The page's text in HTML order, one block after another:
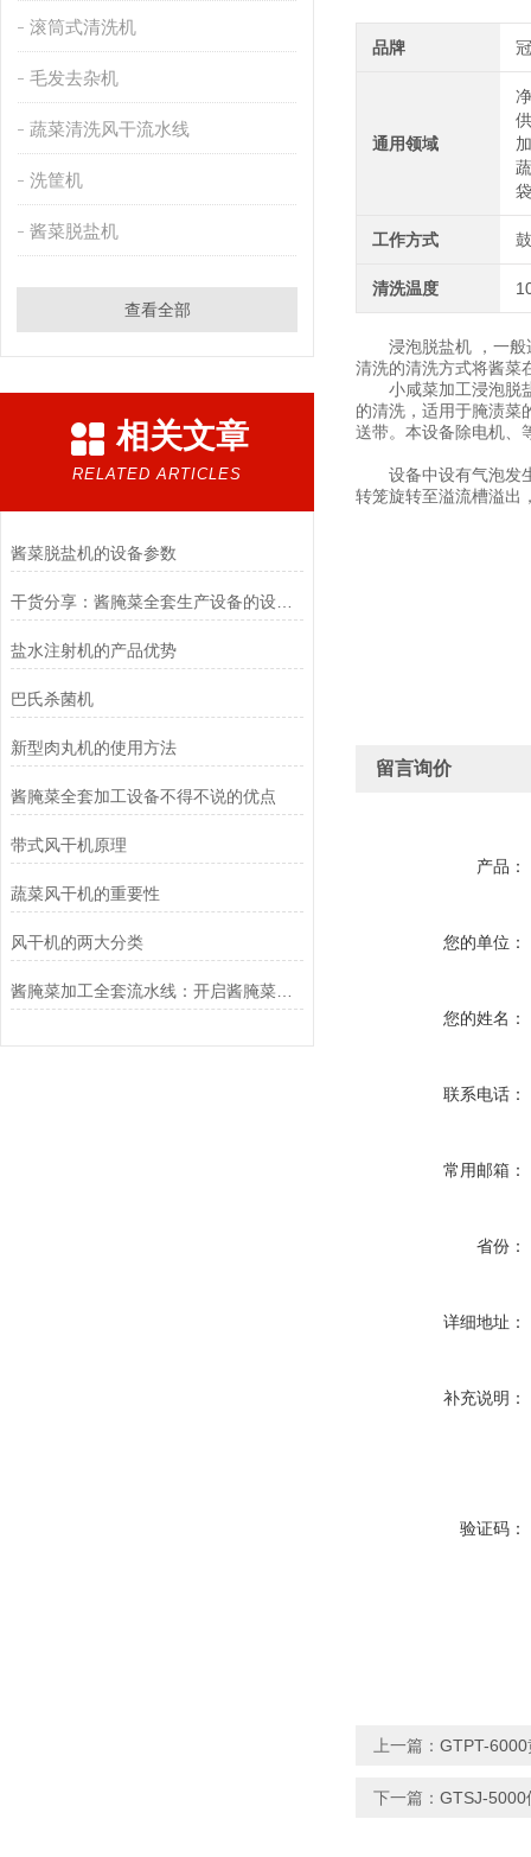
滚筒式清洗机
毛发去杂机
蔬菜清洗风干流水线
洗筐机
酱菜脱盐机
查看全部
相关文章
RELATED ARTICLES
酱菜脱盐机的设备参数
干货分享：酱腌菜全套生产设备的设计要求
盐水注射机的产品优势
巴氏杀菌机
新型肉丸机的使用方法
酱腌菜全套加工设备不得不说的优点
带式风干机原理
蔬菜风干机的重要性
风干机的两大分类
品牌
通用领域
工作方式
清洗温度
浸泡脱盐机 ，一般适
清洗的清洗方式将酱菜
小咸菜加工浸泡脱盐
的清洗，适用于腌渍菜
送带。本设备除电机、
设备中设有气泡发生
转笼旋转至溢流槽溢出
留言询价
产品：
您的单位：
您的姓名：
联系电话：
常用邮箱：
省份：
详细地址：
补充说明：
验证码：
上一篇： GTPT-
下一篇： GTSJ-5000